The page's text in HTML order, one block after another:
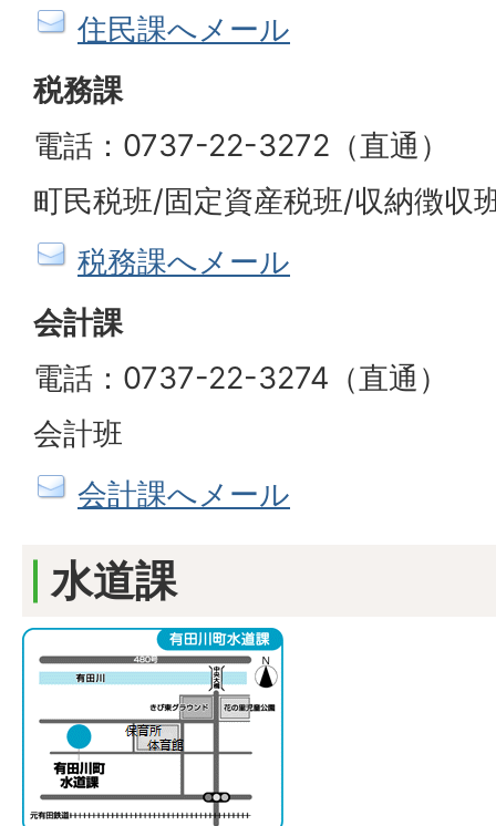
住民課へメール
税務課
電話：0737-22-3272（直通）
町民税班/固定資産税班/収納徴収
税務課へメール
会計課
電話：0737-22-3274（直通）
会計班
会計課へメール
水道課